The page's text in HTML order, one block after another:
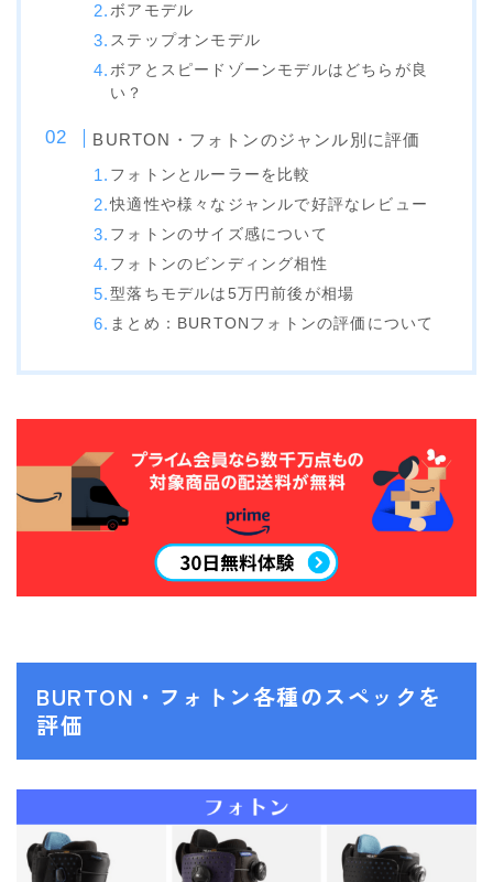
SESSIONS
SPREAD
WRXsb
YONEX
BENT METAL
BURTON
DRAKE
FLOW
FLUX
K2
SALOMON
UNION
YONEX
ボアモデル
ステップオンモデル
ボアとスピードゾーンモデルはどちらが良
い？
BURTON・フォトンのジャンル別に評価
フォトンとルーラーを比較
快適性や様々なジャンルで好評なレビュー
フォトンのサイズ感について
フォトンのビンディング相性
型落ちモデルは5万円前後が相場
まとめ：BURTONフォトンの評価について
BURTON・フォトン各種のスペックを
評価